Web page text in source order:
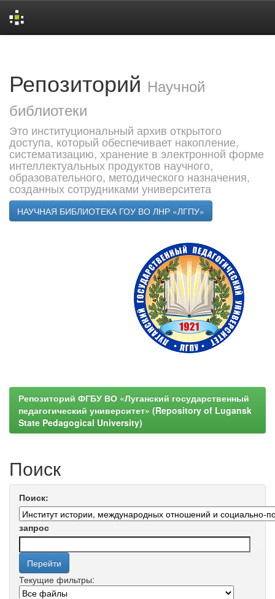
Репозиторий Научной
библиотеки
Это институциональный архив открытого
доступа, который обеспечивает накопление,
систематизацию, хранение в электронной форме
интеллектуальных продуктов научного,
образовательного, методического назначения,
созданных сотрудниками университета
НАУЧНАЯ БИБЛИОТЕКА ГОУ ВО ЛНР «ЛГПУ»
Репозиторий ФГБУ ВО «Луганский государственный
педагогический университет» (Repository of Lugansk
State Pedagogical University)
Поиск
Поиск:
запрос
Текущие фильтры: